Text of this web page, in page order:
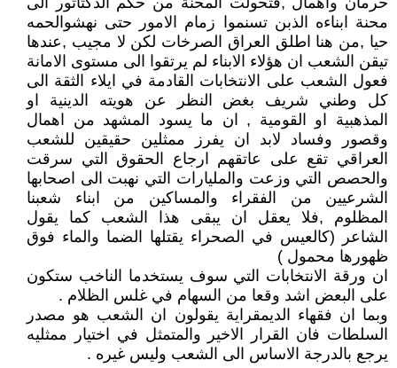
محنة ابناءه الذبن تسنموا زمام الامور حتى نهشوالحمه
حيا ,من هنا اطلق العراق الصرخات لكن لا مجيب ,عندها
تيقن الشعب ان هؤلاء الابناء لم يرتقوا الى مستوى الامانة
فعول الشعب على الانتخابات القادمة في ايلاء الثقة الى
كل وطني شريف بغض النظر عن هويته الدينية او
المذهبية او القومية , ان ما يسود المشهد من اهمال
وقصور وفساد لابد ان يفرز ممثلين حقيقين للشعب
العراقي تقع على عاتقهم ارجاع الحقوق التي سرقت
والحصص التي وزعت والمليارات التي نهبت الى اصحابها
الشرعيين من الفقراء والمساكين من ابناء شعبنا
المظلوم ,فلا يعقل ان يبقى هذا الشعب كما يقول
الشاعر (كالعيس في الصحراء يقتلها الضما والماء فوق
ظهورها محمول )
ان ورقة الانتخابات التي سوف يستخدما الناخب ستكون
على البعض اشد وقعا من السهام في غلس الظلام .
وبما ان فقهاء الديمقراية يقولون ان الشعب هو مصدر
السلطات فان القرار الاخير والمتمثل في اختيار ممثليه
يرجع بالدرجة الاساس الى الشعب وليس غيره .